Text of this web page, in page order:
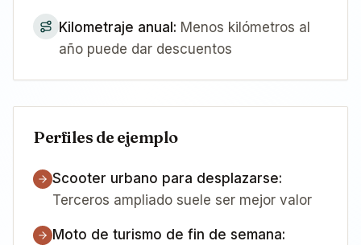
Kilometraje anual : Menos kilómetros al
año puede dar descuentos
Perfiles de ejemplo
Scooter urbano para desplazarse:
Terceros ampliado suele ser mejor valor
Moto de turismo de fin de semana: